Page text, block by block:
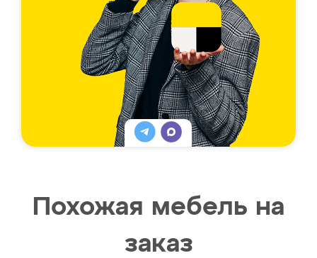
Похожая мебель на
заказ